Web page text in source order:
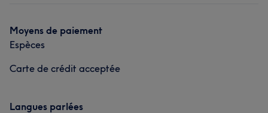
Moyens de paiement
Espèces
Carte de crédit acceptée
Langues parlées